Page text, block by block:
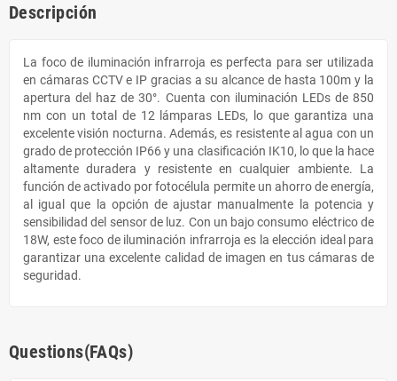
Descripción
La foco de iluminación infrarroja es perfecta para ser utilizada
en cámaras CCTV e IP gracias a su alcance de hasta 100m y la
apertura del haz de 30°. Cuenta con iluminación LEDs de 850
nm con un total de 12 lámparas LEDs, lo que garantiza una
excelente visión nocturna. Además, es resistente al agua con un
grado de protección IP66 y una clasificación IK10, lo que la hace
altamente duradera y resistente en cualquier ambiente. La
función de activado por fotocélula permite un ahorro de energía,
al igual que la opción de ajustar manualmente la potencia y
sensibilidad del sensor de luz. Con un bajo consumo eléctrico de
18W, este foco de iluminación infrarroja es la elección ideal para
garantizar una excelente calidad de imagen en tus cámaras de
seguridad.
Questions(FAQs)